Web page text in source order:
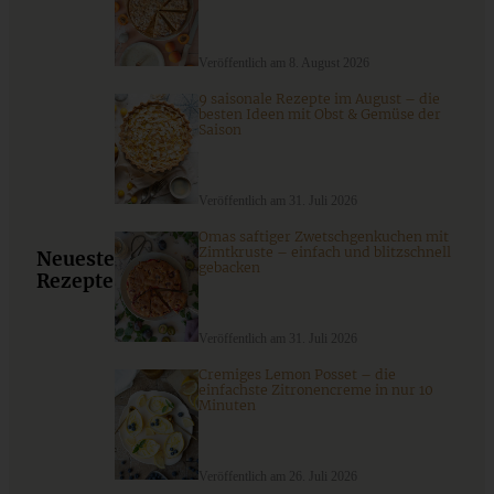
Sommersalat mit Blaubeeren, Edamame und Honig-
Dressing – leicht, fruchtig und proteinreich
9 saisonale Rezepte im August – die besten Ideen mit Obst
& Gemüse der Saison
Neueste
Rezepte
Veröffentlich am 8. August 2026
9 saisonale Rezepte im August – die
besten Ideen mit Obst & Gemüse der
Saison
Omas saftiger Zwetschgenkuchen mit
Zimtkruste – einfach und blitzschnell
gebacken
Veröffentlich am 31. Juli 2026
Cremiges Lemon Posset – die
einfachste Zitronencreme in nur 10
Minuten
Veröffentlich am 26. Juli 2026